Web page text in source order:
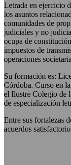
Letrada en ejercicio
los asuntos
comunidades de
judiciales y no
ocupa de
impuestos de
operaciones
Su formación es:
Córdoba. Curso en
el Ilustre Colegio de
de especialización
Entre sus fortalezas
acuerdos